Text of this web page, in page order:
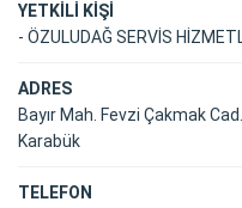
YETKİLİ KİŞİ
- ÖZULUDAĞ SERVİS
ADRES
Bayır Mah. Fevzi Çakmak
Karabük
TELEFON